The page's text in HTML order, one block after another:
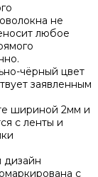
не
любое
чёрный цвет
заявленным
шириной 2мм и
с ленты и
дизайн
с